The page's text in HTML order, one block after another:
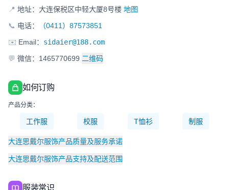
📍 地址：大连保税区中轻大厦8号楼 地图
📞 电话：
（0411）87573851
✉️ Email： sidaier@188.com
💬 微信：1465770699 二维码
如何订购
产品分类：
工作服 校服 T恤衫 制服
大连思戴尔服饰产品质量及服务承诺
大连思戴尔服饰产品支持及配送范围
服装常识